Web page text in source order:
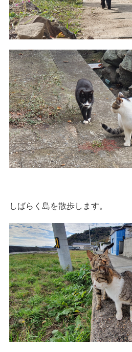
しばらく島を散歩します。